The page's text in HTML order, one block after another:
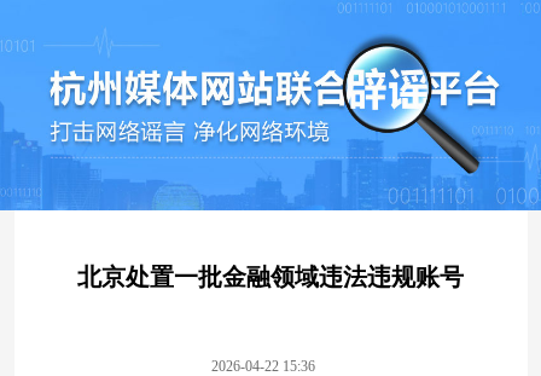
北京处置一批金融领域违法违规账号
2026-04-22 15:36